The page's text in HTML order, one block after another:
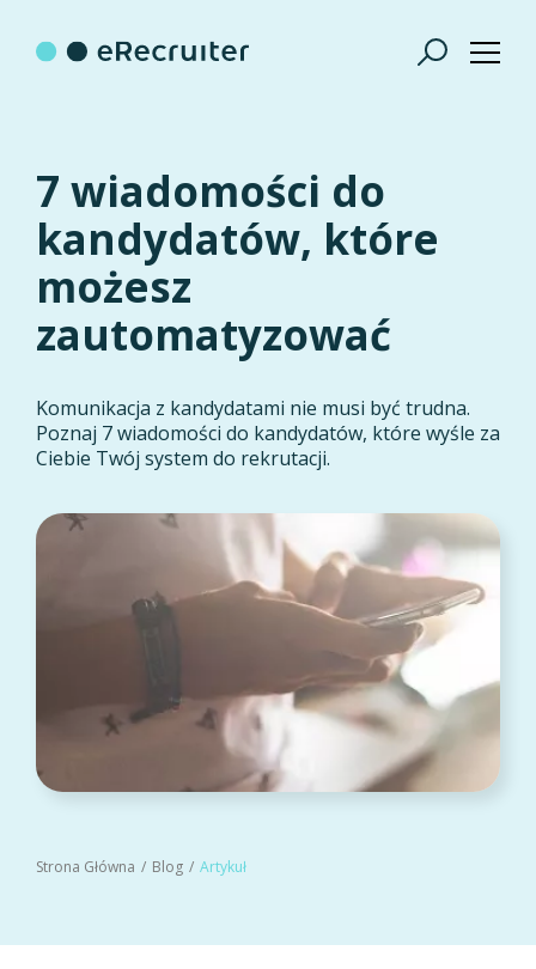
7 wiadomości do
kandydatów, które
możesz
zautomatyzować
Komunikacja z kandydatami nie musi być trudna.
Poznaj 7 wiadomości do kandydatów, które wyśle za
Ciebie Twój system do rekrutacji.
Strona Główna Blog Artykuł